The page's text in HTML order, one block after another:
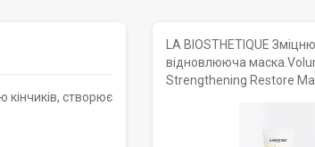
кінчиків, створює
LA BIOSTHETIQUE
відновлююча
Strengthening Restore